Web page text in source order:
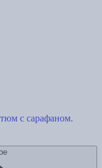
с сарафаном.